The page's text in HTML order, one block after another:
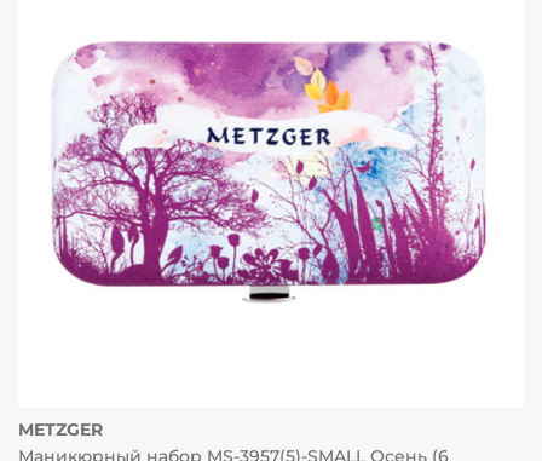
METZGER
Маникюрный набор MS-3957(5)-SMALL Осень (6